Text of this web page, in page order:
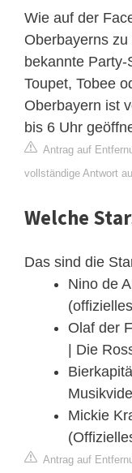
Wie auf der
Oberbayerns
bekannte
Toupet, Tobee
Oberbayern ist
bis 6 Uhr
Antrag auf
vollständige Antwort
Welche
Das sind die
Nino de
Olaf der
| Die
Mickie
Antrag auf